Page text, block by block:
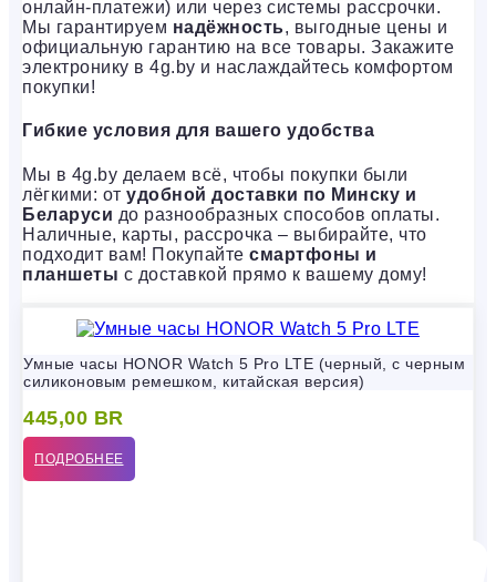
онлайн-платежи) или через системы рассрочки.
Мы гарантируем надёжность, выгодные цены и
официальную гарантию на все товары. Закажите
электронику в 4g.by и наслаждайтесь комфортом
покупки!
Гибкие условия для вашего удобства
Мы в 4g.by делаем всё, чтобы покупки были
лёгкими: от удобной доставки по Минску и
Беларуси до разнообразных способов оплаты.
Наличные, карты, рассрочка – выбирайте, что
подходит вам! Покупайте смартфоны и
планшеты с доставкой прямо к вашему дому!
Умные часы HONOR Watch 5 Pro LTE (черный, с черным
силиконовым ремешком, китайская версия)
445,00 BR
ПОДРОБНЕЕ